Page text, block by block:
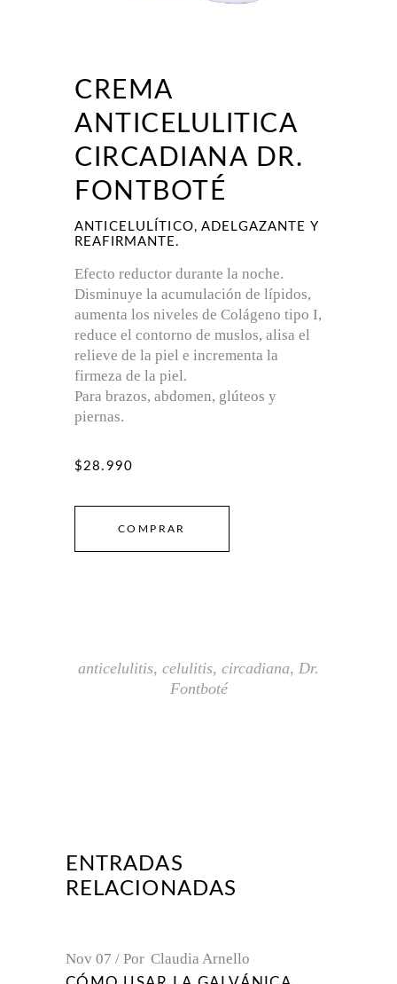
CREMA
ANTICELULITICA
CIRCADIANA DR.
FONTBOTÉ
ANTICELULÍTICO, ADELGAZANTE Y
REAFIRMANTE.
Efecto reductor durante la noche.
Disminuye la acumulación de lípidos,
aumenta los niveles de Colágeno tipo I,
reduce el contorno de muslos, alisa el
relieve de la piel e incrementa la
firmeza de la piel.
Para brazos, abdomen, glúteos y
piernas.
$28.990
COMPRAR
anticelulitis, celulitis, circadiana, Dr.
Fontboté
ENTRADAS
RELACIONADAS
Nov 07 Por Claudia Arnello